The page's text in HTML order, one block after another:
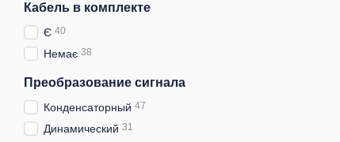
Кабель в комплекте
Є 40
Немає 38
Преобразование сигнала
Конденсаторный 47
Динамический 31